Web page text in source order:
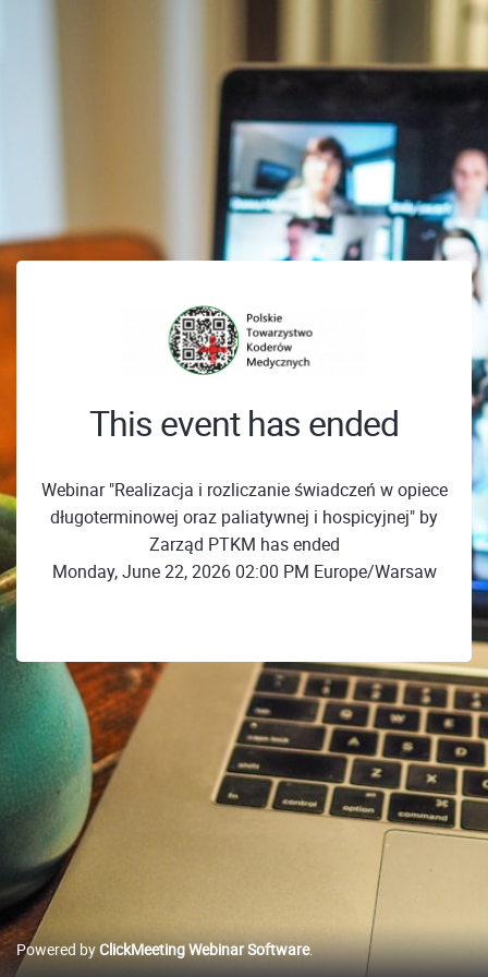
This event has ended
Webinar "Realizacja i rozliczanie świadczeń w opiece
długoterminowej oraz paliatywnej i hospicyjnej" by
Zarząd PTKM has ended
Monday, June 22, 2026 02:00 PM Europe/Warsaw
Powered byClickMeeting Webinar Software.